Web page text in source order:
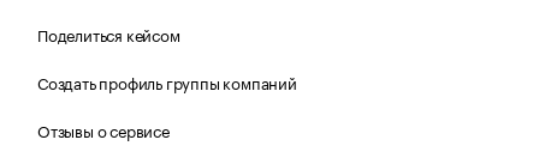
Поделиться кейсом
Создать профиль группы компаний
Отзывы о сервисе